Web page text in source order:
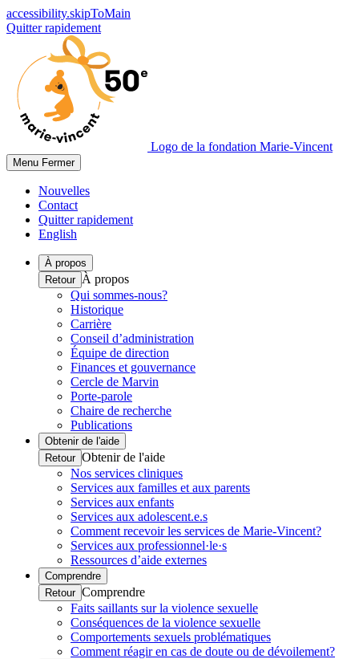
accessibility.skipToMain
Quitter rapidement
Logo de la fondation Marie-Vincent
Menu Fermer
Nouvelles
Contact
Quitter rapidement
English
À propos
Retour À propos
Qui sommes-nous?
Historique
Carrière
Conseil d’administration
Équipe de direction
Finances et gouvernance
Cercle de Marvin
Porte-parole
Chaire de recherche
Publications
Obtenir de l'aide
Retour Obtenir de l'aide
Nos services cliniques
Services aux familles et aux parents
Services aux enfants
Services aux adolescent.e.s
Comment recevoir les services de Marie-Vincent?
Services aux professionnel·le·s
Ressources d’aide externes
Comprendre
Retour Comprendre
Faits saillants sur la violence sexuelle
Conséquences de la violence sexuelle
Comportements sexuels problématiques
Comment réagir en cas de doute ou de dévoilement?